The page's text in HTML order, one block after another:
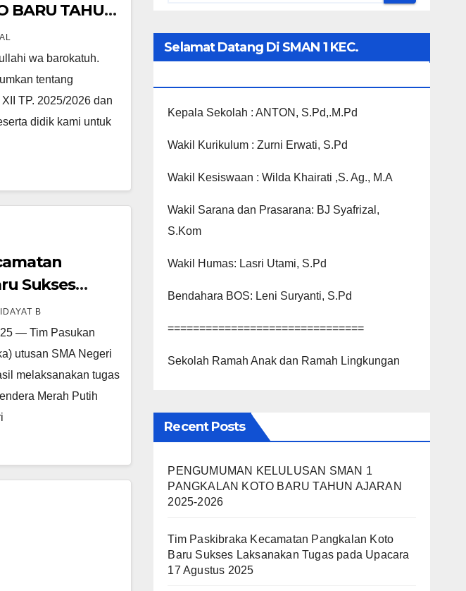
BARU TAHUN
wa barokatuh.
tentang
TP. 2025/2026 dan
didik kami untuk
Sukses
Upacara
B
— Tim Pasukan
utusan SMA Negeri
melaksanakan tugas
Merah Putih
Selamat Datang Di SMAN 1 KEC.
Kepala Sekolah : ANTON, S.Pd,.M.Pd
Wakil Kurikulum : Zurni Erwati, S.Pd
Wakil Kesiswaan : Wilda Khairati ,S. Ag., M.A
Wakil Sarana dan Prasarana: BJ Syafrizal,
S.Kom
Wakil Humas: Lasri Utami, S.Pd
Bendahara BOS: Leni Suryanti, S.Pd
===============================
Sekolah Ramah Anak dan Ramah Lingkungan
Recent Posts
PENGUMUMAN KELULUSAN SMAN 1
PANGKALAN KOTO BARU TAHUN AJARAN
2025-2026
Tim Paskibraka Kecamatan Pangkalan Koto
Baru Sukses Laksanakan Tugas pada Upacara
17 Agustus 2025